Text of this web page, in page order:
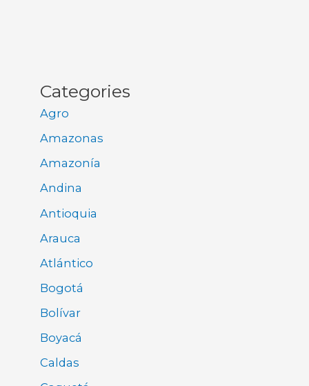
Categories
Agro
Amazonas
Amazonía
Andina
Antioquia
Arauca
Atlántico
Bogotá
Bolívar
Boyacá
Caldas